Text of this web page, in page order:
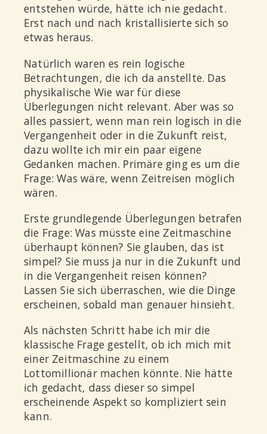
entstehen würde, hätte ich nie gedacht.
Erst nach und nach kristallisierte sich so
etwas heraus.
Natürlich waren es rein logische
Betrachtungen, die ich da anstellte. Das
physikalische Wie war für diese
Überlegungen nicht relevant. Aber was so
alles passiert, wenn man rein logisch in die
Vergangenheit oder in die Zukunft reist,
dazu wollte ich mir ein paar eigene
Gedanken machen. Primäre ging es um die
Frage:Was wäre, wenn Zeitreisen möglich
wären.
Erste grundlegende Überlegungen betrafen
die Frage: Was müsste eine Zeitmaschine
überhaupt können? Sie glauben, das ist
simpel? Sie muss ja nur in die Zukunft und
in die Vergangenheit reisen können?
Lassen Sie sich überraschen, wie die Dinge
erscheinen, sobald man genauer hinsieht.
Als nächsten Schritt habe ich mir die
klassische Frage gestellt, ob ich mich mit
einer Zeitmaschine zu einem
Lottomillionär machen könnte. Nie hätte
ich gedacht, dass dieser so simpel
erscheinende Aspekt so kompliziert sein
kann.